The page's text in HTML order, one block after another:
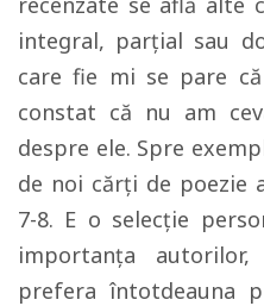
integral, parţial sau
care fie mi se pare
constat că nu am
despre ele. Spre
de noi cărţi de poezie
7-8. E o selecţie
importanţa
prefera întotdeauna